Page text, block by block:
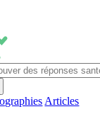
contenu
Articles